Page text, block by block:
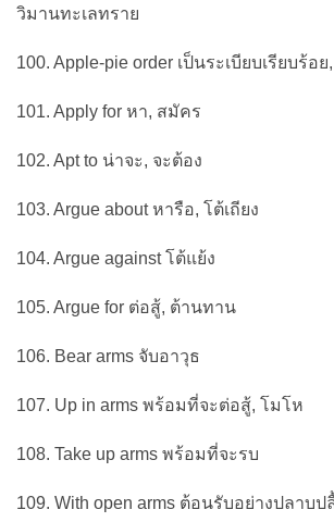
วิมานทะเลทราย
100. Apple-pie order เป็นระเบียบเรียบร้อ
101. Apply for หา, สมัคร
102. Apt to น่าจะ, จะต้อง
103. Argue about หารือ, โต้เถียง
104. Argue against โต้แย้ง
105. Argue for ต่อสู้, ต้านทาน
106. Bear arms จับอาวุธ
107. Up in arms พร้อมที่จะต่อสู้, โมโห
108. Take up arms พร้อมที่จะรบ
109. With open arms ต้อนรับอย่างปลาบป